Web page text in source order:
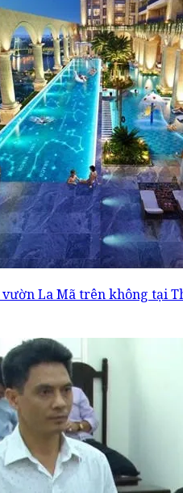
La Mã trên không tại